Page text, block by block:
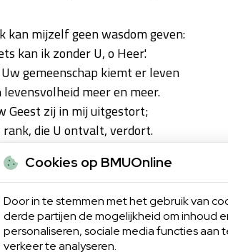
kan mijzelf geen wasdom geven:
kan ik zonder U, o Heer'.
gemeenschap kiemt er leven
levensvolheid meer en meer.
Geest zij in mij uitgestort;
rank, die U ontvalt, verdort.
Neen, Heer', ik wil van U niet scheiden,
d' Uw' altijd, blijf Gij de mijn'!
liefde moet alom mij leiden,
leven moet mijn leven zijn,
Cookies op BMUOnline
Door in te stemmen met het gebruik van
derde partijen de mogelijkheid om inhoud
personaliseren, sociale media functies aan
verkeer te analyseren.